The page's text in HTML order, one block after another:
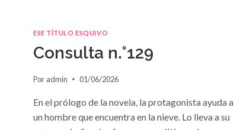
ESE TÍTULO ESQUIVO
Consulta n.°129
Por admin 01/06/2026
En el prólogo de la novela, la protagonista ayuda a
un hombre que encuentra en la nieve. Lo lleva a su